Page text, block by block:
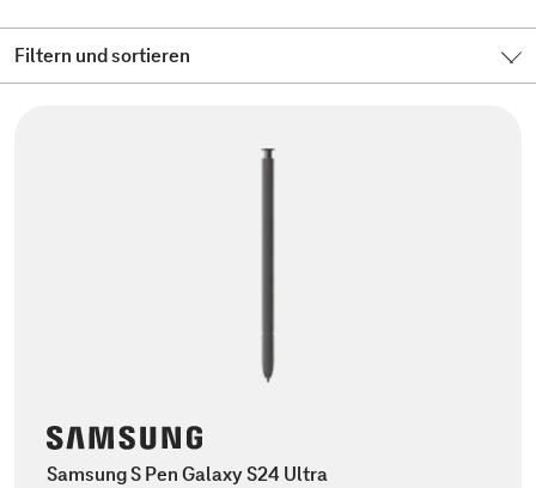
Filtern und sortieren
Samsung S Pen Galaxy S24 Ultra